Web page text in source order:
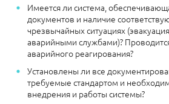
Имеется ли система,
документов и наличие
чрезвычайных ситуациях
аварийными службами)?
аварийного реагирования?
Установлены ли все
требуемые стандартом и
внедрения и работы системы?